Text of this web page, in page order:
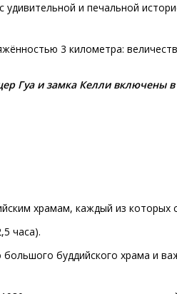
и печальной
3 километра:
Гуа и замка Келли включены в
храмам, каждый из которых
часа).
буддийского храма и